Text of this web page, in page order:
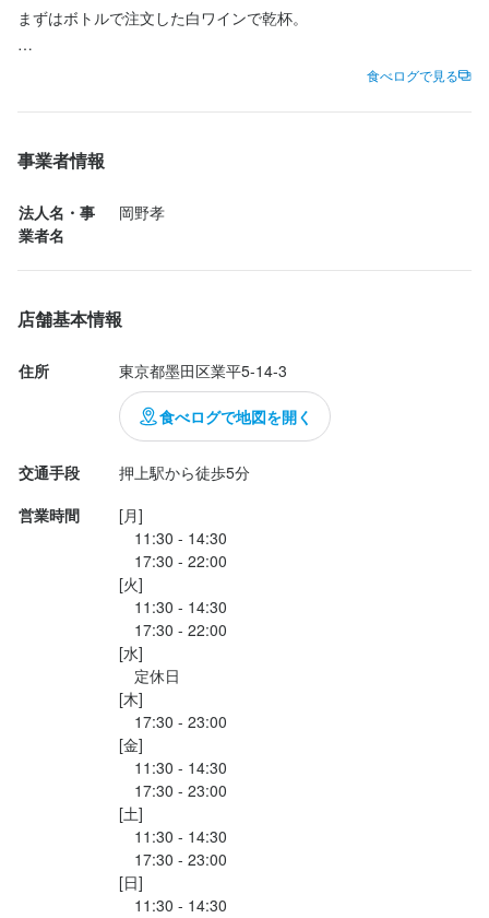
まずはボトルで注文した白ワインで乾杯。
お料理はこちらの2品。
お食事は軽めにしてきたので、こちらのお店でのお食事の余力を
残してあり。
ガーリックバターポテトはたまらない背徳感！
シェフと奥様との会話も毎度楽しく。
常連さんも気さくに話してくださる、とってもアットホームなお
食べログで見る
事業者情報
法人名・事
業者名
岡野孝
店舗基本情報
住所 東京都墨田区業平5-14-3
食べログで地図を開く
交通手段
押上駅から徒歩5分
営業時間
[月]
11:30 - 14:30
17:30 - 22:00
[火]
11:30 - 14:30
17:30 - 22:00
[水]
定休日
[木]
17:30 - 23:00
[金]
11:30 - 14:30
17:30 - 23:00
[土]
11:30 - 14:30
17:30 - 23:00
[日]
11:30 - 14:30
スペイン食堂 CHICALIBRE
勤務地
東京都墨田区業平5-14-3
035-637-8497
法人名・事業者名
最終更新日2026/01/15